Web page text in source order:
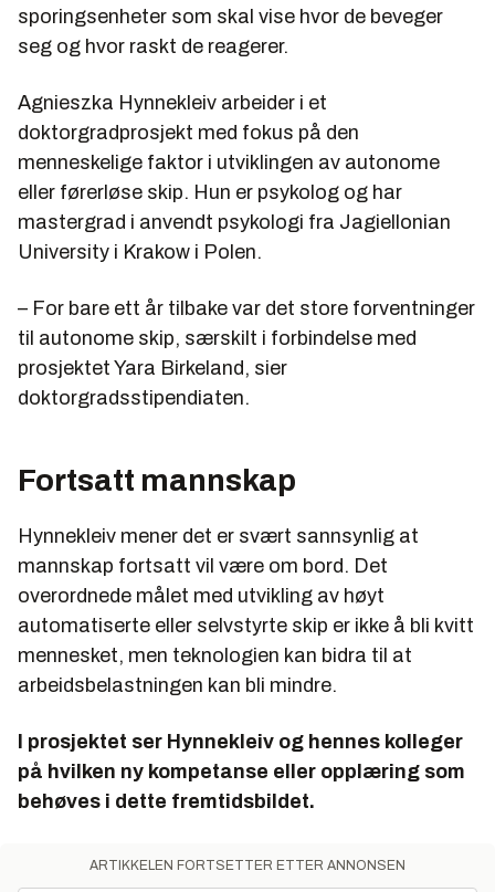
sporingsenheter som skal vise hvor de beveger
seg og hvor raskt de reagerer.
Agnieszka Hynnekleiv arbeider i et
doktorgradprosjekt med fokus på den
menneskelige faktor i utviklingen av autonome
eller førerløse skip. Hun er psykolog og har
mastergrad i anvendt psykologi fra Jagiellonian
University i Krakow i Polen.
– For bare ett år tilbake var det store forventninger
til autonome skip, særskilt i forbindelse med
prosjektet Yara Birkeland, sier
doktorgradsstipendiaten.
Fortsatt mannskap
Hynnekleiv mener det er svært sannsynlig at
mannskap fortsatt vil være om bord. Det
overordnede målet med utvikling av høyt
automatiserte eller selvstyrte skip er ikke å bli kvitt
mennesket, men teknologien kan bidra til at
arbeidsbelastningen kan bli mindre.
I prosjektet ser Hynnekleiv og hennes kolleger
på hvilken ny kompetanse eller opplæring som
behøves i dette fremtidsbildet.
ARTIKKELEN FORTSETTER ETTER ANNONSEN